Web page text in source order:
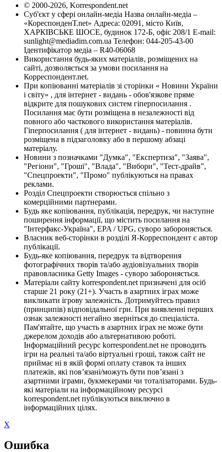
© 2000-2026, Korrespondent.net
Суб'єкт у сфері онлайн-медіа Назва онлайн-медіа –
«КореспонденТ.net» Адреса: 02091, місто Київ,
ХАРКІВСЬКЕ ШОСЕ, будинок 172-Б, офіс 208/1 E-mail:
sunlight@mediadim.com.ua Телефон: 044-205-43-00
Ідентифікатор медіа – R40-06068
Використання будь-яких матеріалів, розміщених на
сайті, дозволяється за умови посилання на
Корреспондент.net.
При копіюванні матеріалів зі сторінки « Новини України
і світу» , для інтернет - видань - обов'язкове пряме
відкрите для пошукових систем гіперпосилання .
Посилання має бути розміщена в незалежності від
повного або часткового використання матеріалів.
Гіперпосилання ( для інтернет - видань) - повинна бути
розміщена в підзаголовку або в першому абзаці
матеріалу.
Новини з позначками "Думка", "Експертиза", "Заява",
"Регіони", "Гроші", "Влада", "Вибори", "Тест-драйв",
"Спецпроекти", "Промо" публікуються на правах
реклами.
Розділ Спецпроекти створюється спільно з
комерційними партнерами.
Будь яке копіювання, публікація, передрук, чи наступне
поширення інформації, що містить посилання на
"Інтерфакс-Україна", EPA / UPG, суворо забороняється.
Власник веб-сторінки в розділі Я-Корреспондент є автор
публікації.
Будь-яке копіювання, передрук та відтворення
фотографічних творів та/або аудіовізуальних творів
правовласника Getty Images - суворо забороняється.
Матеріали сайту korrespondent.net призначені для осіб
старше 21 року (21+). Участь в азартних іграх може
викликати ігрову залежність. Дотримуйтесь правил
(принципів) відповідальної гри. При виявленні перших
ознак залежності негайно зверніться до спеціаліста.
Пам'ятайте, що участь в азартних іграх не може бути
джерелом доходів або альтернативою роботі.
Інформаційний ресурс korrespondent.net не проводить
ігри на реальні та/або віртуальні гроші, також сайт не
приймає ні в якій формі оплату ставок та інших
платежів, які пов’язані/можуть бути пов’язані з
азартними іграми, букмекерами чи тоталізаторами. Будь-
які матеріали на інформаційному ресурсі
korrespondent.net публікуються виключно в
інформаційних цілях.
X
Ошибка